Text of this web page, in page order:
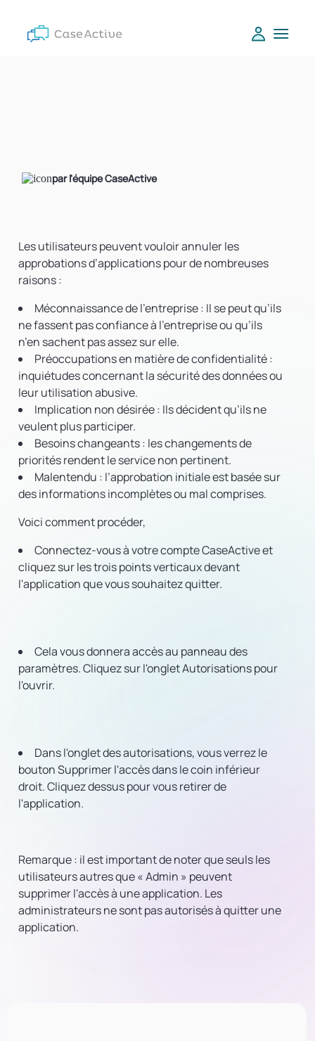
par l'équipe CaseActive
Les utilisateurs peuvent vouloir annuler les
approbations d’applications pour de nombreuses
raisons :
Méconnaissance de l’entreprise: Il se peut qu’ils
ne fassent pas confiance à l’entreprise ou qu’ils
n’en sachent pas assez sur elle.
Préoccupations en matière de confidentialité :
inquiétudes concernant la sécurité des données ou
leur utilisation abusive.
Implication non désirée : Ils décident qu’ils ne
veulent plus participer.
Besoins changeants : les changements de
priorités rendent le service non pertinent.
Malentendu : l’approbation initiale est basée sur
des informations incomplètes ou mal comprises.
Voici comment procéder,
Connectez-vous à votre compte CaseActive et
cliquez sur les trois points verticaux devant
l'application que vous souhaitez quitter.
Cela vous donnera accès au panneau des
paramètres. Cliquez sur l'onglet Autorisations pour
l'ouvrir.
Dans l'onglet des autorisations, vous verrez le
bouton Supprimer l'accès dans le coin inférieur
droit. Cliquez dessus pour vous retirer de
l'application.
Remarque : il est important de noter que seuls les
utilisateurs autres que « Admin » peuvent
supprimer l'accès à une application. Les
administrateurs ne sont pas autorisés à quitter une
application.